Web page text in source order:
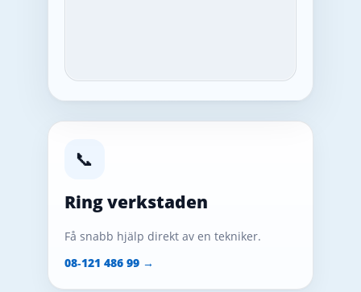
📞
Ring verkstaden
Få snabb hjälp direkt av en tekniker.
08‑121 486 99 →